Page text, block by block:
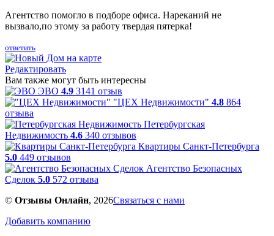
Агентство помогло в подборе офиса. Нареканий не
вызвало,по этому за работу твердая пятерка!
ответить
Редактировать
Вам также могут быть интересны
ЭВО 4.9 3141 отзыв
"ЦЕХ Недвижимости" 4.8 864
отзыва
Петербургская
Недвижимость 4.6 340 отзывов
Квартиры Санкт-Петербурга
5.0 449 отзывов
Агентство Безопасных
Сделок 5.0 572 отзыва
© Отзывы Онлайн, 2026Связаться с нами
Добавить компанию